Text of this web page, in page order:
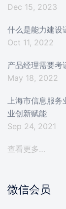
Dec 15, 2023
什么是能力建设
Oct 11, 2022
产品经理需要考
May 18, 2022
上海市信息服务
业创新赋能
Sep 24, 2021
查看更多…
微信会员